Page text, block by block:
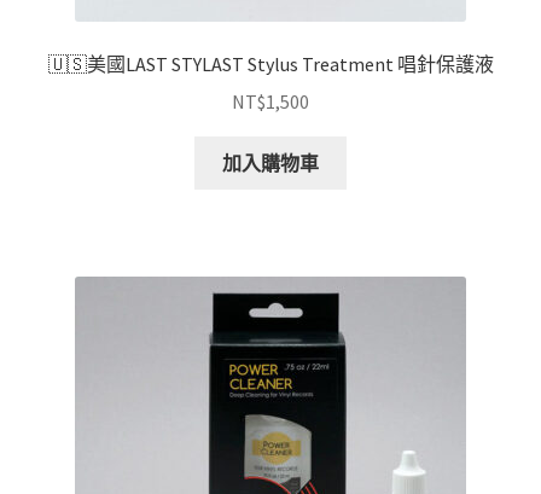
項
🇺🇸美國LAST STYLAST Stylus Treatment 唱針保護液
NT$1,500
加入購物車